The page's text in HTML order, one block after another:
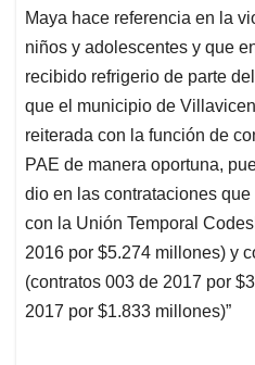
Maya hace referencia en la
niños y adolescentes y que
recibido refrigerio de parte
que el municipio de
reiterada con la función de
PAE de manera oportuna,
dio en las contrataciones
con la Unión Temporal
2016 por $5.274 millones) y
(contratos 003 de 2017 por
2017 por $1.833 millones)”